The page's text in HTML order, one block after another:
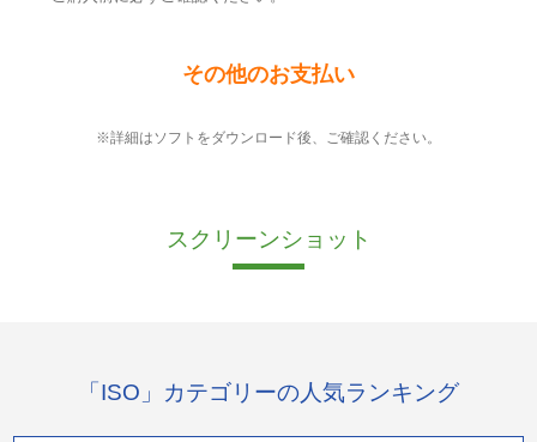
その他のお支払い
※詳細はソフトをダウンロード後、ご確認ください。
スクリーンショット
「ISO」カテゴリーの人気ランキング